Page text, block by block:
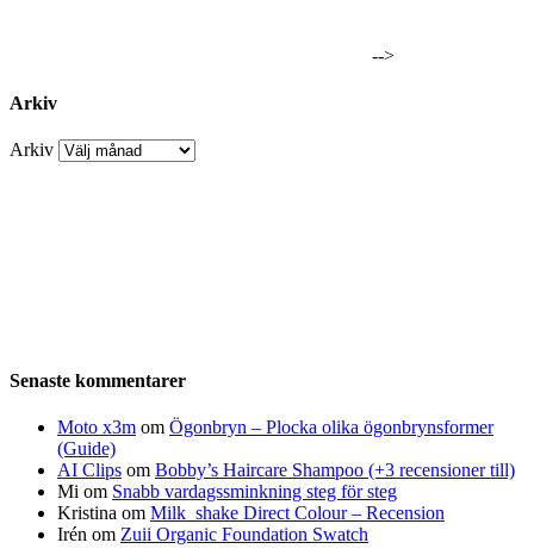
-->
Arkiv
Arkiv
Senaste kommentarer
Moto x3m om Ögonbryn – Plocka olika ögonbrynsformer
(Guide)
AI Clips om Bobby’s Haircare Shampoo (+3 recensioner till)
Mi om Snabb vardagssminkning steg för steg
Kristina om Milk_shake Direct Colour – Recension
Irén om Zuii Organic Foundation Swatch